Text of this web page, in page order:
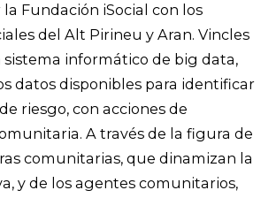
la Fundación iSocial con los
del Alt Pirineu y Aran. Vincles
informático de big data,
datos disponibles para identificar
riesgo, con acciones de
A través de la figura de
comunitarias, que dinamizan la
y de los agentes comunitarios,